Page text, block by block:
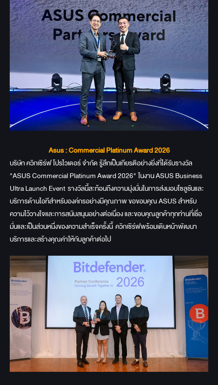
Asus : Commercial Platinum Award 2026
บริษัท ควิกเซิร์ฟ โปรไวเดอร์ จำกัด รู้สึกเป็นเกียรติอย่างยิ่งที่ได้รับรางวัล
"ASUS Commercial Platinum Award 2026"ในงาน ASUS Business
Ultra Launch Event รางวัลนี้สะท้อนถึงความมุ่งมั่นในการส่งมอบโซลูชันและ
บริการด้านไอทีสำหรับองค์กรอย่างมีคุณภาพ ขอขอบคุณ ASUS สำหรับ
ความไว้วางใจและการสนับสนุนอย่างต่อเนื่อง และขอบคุณลูกค้าทุกท่านที่เชื่อ
มั่นและเป็นส่วนหนึ่งของความสำเร็จครั้งนี้ ควิกเซิร์ฟพร้อมเดินหน้าพัฒนา
บริการและสร้างคุณค่าให้กับลูกค้าต่อไป